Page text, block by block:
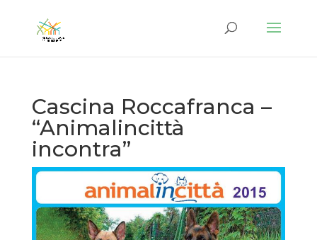
Cascina Roccafranca –
“Animalincittà
incontra”